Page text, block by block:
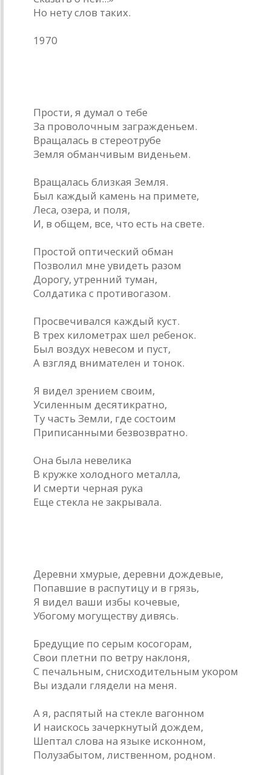
Но нету слов таких.
1970
Прости, я думал о тебе
За проволочным загражденьем.
Вращалась в стереотрубе
Земля обманчивым виденьем.
Вращалась близкая Земля.
Был каждый камень на примете,
Леса, озера, и поля,
И, в общем, все, что есть на свете.
Простой оптический обман
Позволил мне увидеть разом
Дорогу, утренний туман,
Солдатика с противогазом.
Просвечивался каждый куст.
В трех километрах шел ребенок.
Был воздух невесом и пуст,
А взгляд внимателен и тонок.
Я видел зрением своим,
Усиленным десятикратно,
Ту часть Земли, где состоим
Приписанными безвозвратно.
Она была невелика
В кружке холодного металла,
И смерти черная рука
Еще стекла не закрывала.
Деревни хмурые, деревни дождевые,
Попавшие в распутицу и в грязь,
Я видел ваши избы кочевые,
Убогому могуществу дивясь.
Бредущие по серым косогорам,
Свои плетни по ветру наклоня,
С печальным, снисходительным укором
Вы издали глядели на меня.
А я, распятый на стекле вагонном
И наискось зачеркнутый дождем,
Шептал слова на языке исконном,
Полузабытом, лиственном, родном.